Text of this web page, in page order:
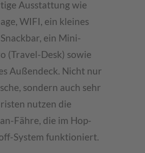
Ausstattung wie
WIFI, ein kleines
ein Mini-
(Travel-Desk) sowie
Außendeck. Nicht nur
sondern auch sehr
nutzen die
Fähre, die im Hop-
System funktioniert.